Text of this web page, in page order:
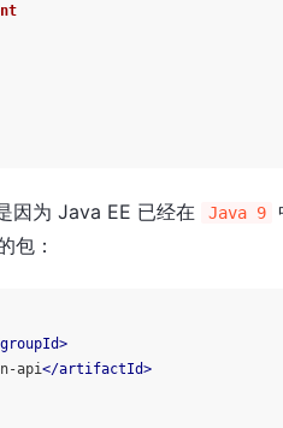
因为 Java EE 已经在 Java 9
包：
groupId>
api</artifactId>